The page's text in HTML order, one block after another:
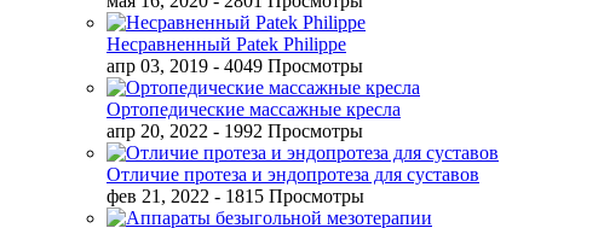
Несравненный Patek Philippe
апр 03, 2019 - 4049 Просмотры
Ортопедические массажные кресла
апр 20, 2022 - 1992 Просмотры
Отличие протеза и эндопротеза для суставов
фев 21, 2022 - 1815 Просмотры